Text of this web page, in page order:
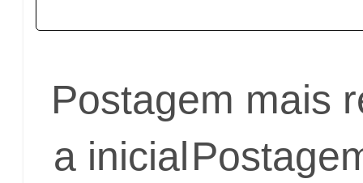
Postagem mais
a inicial